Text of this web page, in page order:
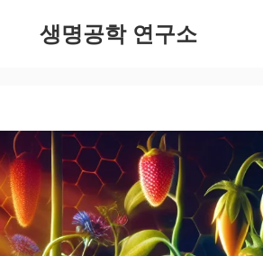
생명공학 연구소